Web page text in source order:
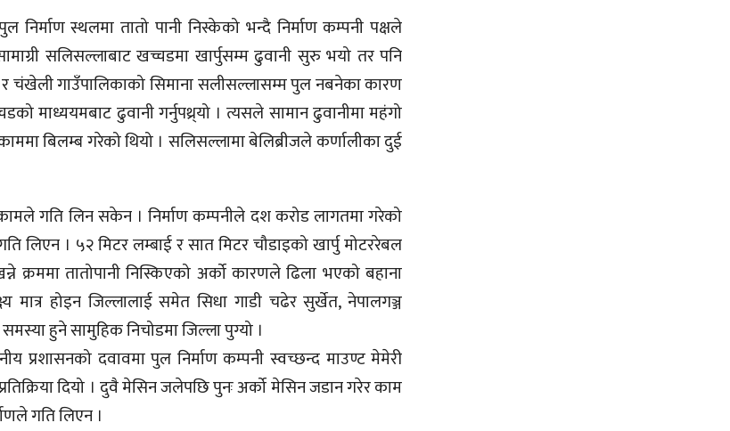
निर्माण स्थलमा तातो पानी निस्केको भन्दै निर्माण कम्पनी पक्षले
सलिसल्लाबाट खच्चडमा खार्पुसम्म ढुवानी सुरु भयो तर पनि
चंखेली गाउँपालिकाको सिमाना सलीसल्लासम्म पुल नबनेका कारण
माध्ययमबाट ढुवानी गर्नुपथ्र्यो । त्यसले सामान ढुवानीमा महंगो
बिलम्ब गरेको थियो । सलिसल्लामा बेलिब्रीजले कर्णालीका दुई
कामले गति लिन सकेन । निर्माण कम्पनीले दश करोड लागतमा गरेको
लिएन । ५२ मिटर लम्बाई र सात मिटर चौडाइको खार्पु मोटररेबल
क्रममा तातोपानी निस्किएको अर्को कारणले ढिला भएको बहाना
होइन जिल्लालाई समेत सिधा गाडी चढेर सुर्खेत, नेपालगञ्ज
हुने सामुहिक निचोडमा जिल्ला पुग्यो ।
प्रशासनको दवावमा पुल निर्माण कम्पनी स्वच्छन्द माउण्ट मेमेरी
दियो । दुवै मेसिन जलेपछि पुनः अर्को मेसिन जडान गरेर काम
गति लिएन ।